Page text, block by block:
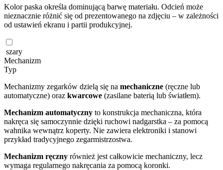
Kolor paska określa dominującą barwę materiału. Odcień może
nieznacznie różnić się od prezentowanego na zdjęciu – w zależności
od ustawień ekranu i partii produkcyjnej.
szary
Mechanizm
Typ
Mechanizmy zegarków dzielą się na mechaniczne (ręczne lub
automatyczne) oraz kwarcowe (zasilane baterią lub światłem).
Mechanizm automatyczny to konstrukcja mechaniczna, która
nakręca się samoczynnie dzięki ruchowi nadgarstka – za pomocą
wahnika wewnątrz koperty. Nie zawiera elektroniki i stanowi
przykład tradycyjnego zegarmistrzostwa.
Mechanizm ręczny również jest całkowicie mechaniczny, lecz
wymaga regularnego nakręcania za pomocą koronki.